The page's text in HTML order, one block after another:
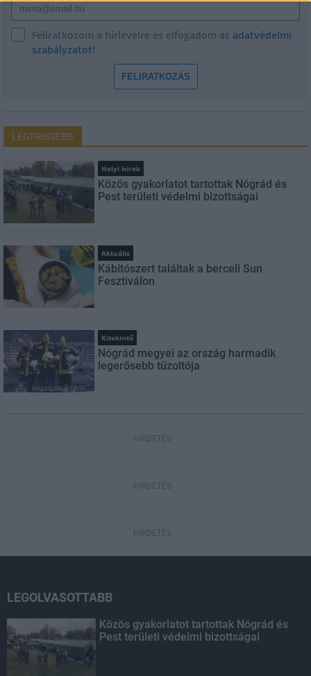
Feliratkozom a hírlevélre és elfogadom az adatvédelmi
szabályzatot!
FELIRATKOZÁS
LEGFRISSEBB
Helyi hírek
Közös gyakorlatot tartottak Nógrád és
Pest területi védelmi bizottságai
Aktuális
Kábítószert találtak a berceli Sun
Fesztiválon
Kitekintő
Nógrád megyei az ország harmadik
legerősebb tűzoltója
HIRDETÉS
HIRDETÉS
HIRDETÉS
LEGOLVASOTTABB
Közös gyakorlatot tartottak Nógrád és
Pest területi védelmi bizottságai